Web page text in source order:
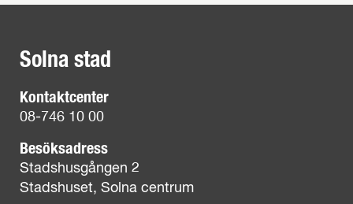
Solna stad
Kontaktcenter
08-746 10 00
Besöksadress
Stadshusgången 2
Stadshuset, Solna centrum